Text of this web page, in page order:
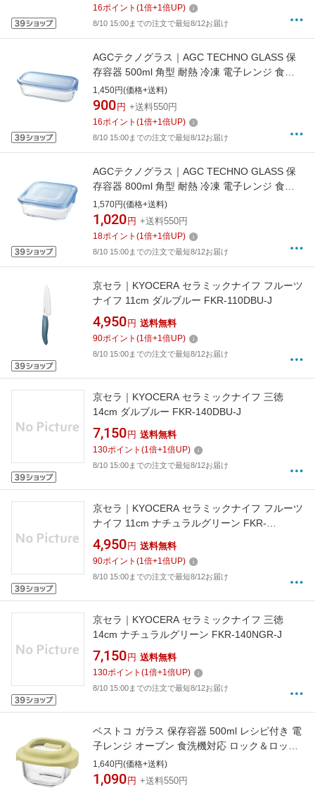
16ポイント (1倍+1倍UP)
8/10 15:00までの注文で最短8/12お届け
AGCテクノグラス｜AGC TECHNO GLASS 保
存容器 500ml 角型 耐熱 冷凍 電子レンジ 食洗
機対応 NEWパック＆レンジ アクアブルー
KB3246-BLN
1,450円(価格+送料)
900 円 +送料550円
16ポイント (1倍+1倍UP)
8/10 15:00までの注文で最短8/12お届け
AGCテクノグラス｜AGC TECHNO GLASS 保
存容器 800ml 角型 耐熱 冷凍 電子レンジ 食洗
機対応 NEWパック＆レンジ アクアブルー
KB3247-BLN
1,570円(価格+送料)
1,020 円 +送料550円
18ポイント (1倍+1倍UP)
8/10 15:00までの注文で最短8/12お届け
京セラ｜KYOCERA セラミックナイフ フルーツ
ナイフ 11cm ダルブルー FKR-110DBU-J
4,950 円 送料無料
90ポイント (1倍+1倍UP)
8/10 15:00までの注文で最短8/12お届け
京セラ｜KYOCERA セラミックナイフ 三徳
14cm ダルブルー FKR-140DBU-J
7,150 円 送料無料
130ポイント (1倍+1倍UP)
8/10 15:00までの注文で最短8/12お届け
京セラ｜KYOCERA セラミックナイフ フルーツ
ナイフ 11cm ナチュラルグリーン FKR-
110NGR-J
4,950 円 送料無料
90ポイント (1倍+1倍UP)
8/10 15:00までの注文で最短8/12お届け
京セラ｜KYOCERA セラミックナイフ 三徳
14cm ナチュラルグリーン FKR-140NGR-J
7,150 円 送料無料
130ポイント (1倍+1倍UP)
8/10 15:00までの注文で最短8/12お届け
ベストコ ガラス 保存容器 500ml レシピ付き 電
子レンジ オーブン 食洗機対応 ロック＆ロック
ユニクッカー イエロー LNG481
1,640円(価格+送料)
1,090 円 +送料550円